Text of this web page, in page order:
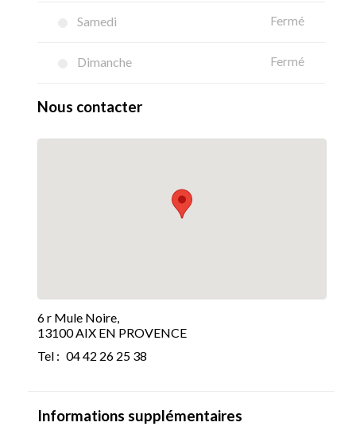
Samedi Fermé
Dimanche Fermé
Nous contacter
6 r Mule Noire,
13100 AIX EN PROVENCE
Tel : 04 42 26 25 38
Informations supplémentaires